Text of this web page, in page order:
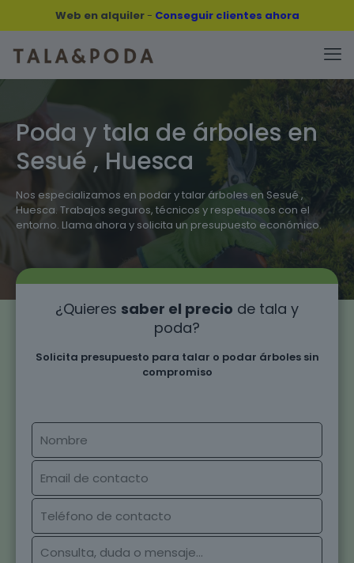
Web en alquiler- Conseguir clientes ahora
Poda y tala de árboles en
Sesué , Huesca
Nos especializamos en podar y talar árboles en Sesué ,
Huesca. Trabajos seguros, técnicos y respetuosos con el
entorno. Llama ahora y solicita un presupuesto económico.
¿Quieres saber el precio de tala y
poda?
Solicita presupuesto para talar o podar árboles sin
compromiso